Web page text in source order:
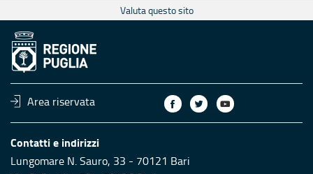
Valuta questo sito
Area riservata
Contatti e indirizzi
Lungomare N. Sauro, 33 - 70121 Bari